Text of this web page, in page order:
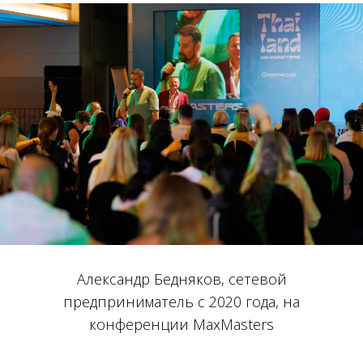
Александр Бедняков, сетевой
предприниматель с 2020 года, на
конференции MaxMasters